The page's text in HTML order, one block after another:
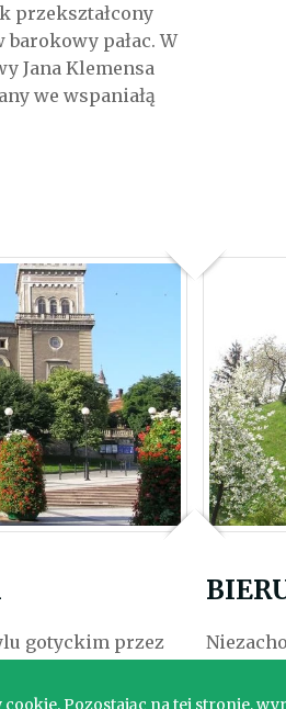
przekształcony
pałac. W
Jana Klemensa
we wspaniałą
gotyckim przez
1752 własność
Pozostając na tej stronie,